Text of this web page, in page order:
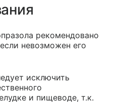
рекомендовано
невозможен его
исключить
и пищеводе, т.к.